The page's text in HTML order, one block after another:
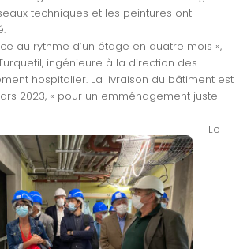
techniques et les peintures ont
au rythme d’un étage en quatre mois »,
ingénieure à la direction des
hospitalier. La livraison du bâtiment est
2023, « pour un emménagement juste
Le